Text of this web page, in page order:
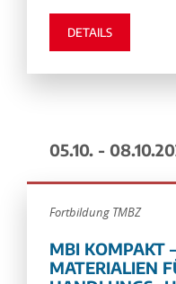
DETAILS
05.10. -
Fortbildung TMBZ
MBI KOMPAKT
MATERIALIEN